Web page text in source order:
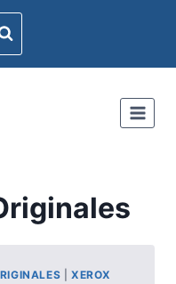
|XEROX